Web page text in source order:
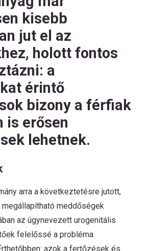
kisebb
jut el az
holott fontos
a
érintő
bizony a férfiak
is erősen
lehetnek.
arra a következtetésre jutott,
meddőségek
az úgynevezett urogenitális
felelőssé a probléma
azok a fertőzések és